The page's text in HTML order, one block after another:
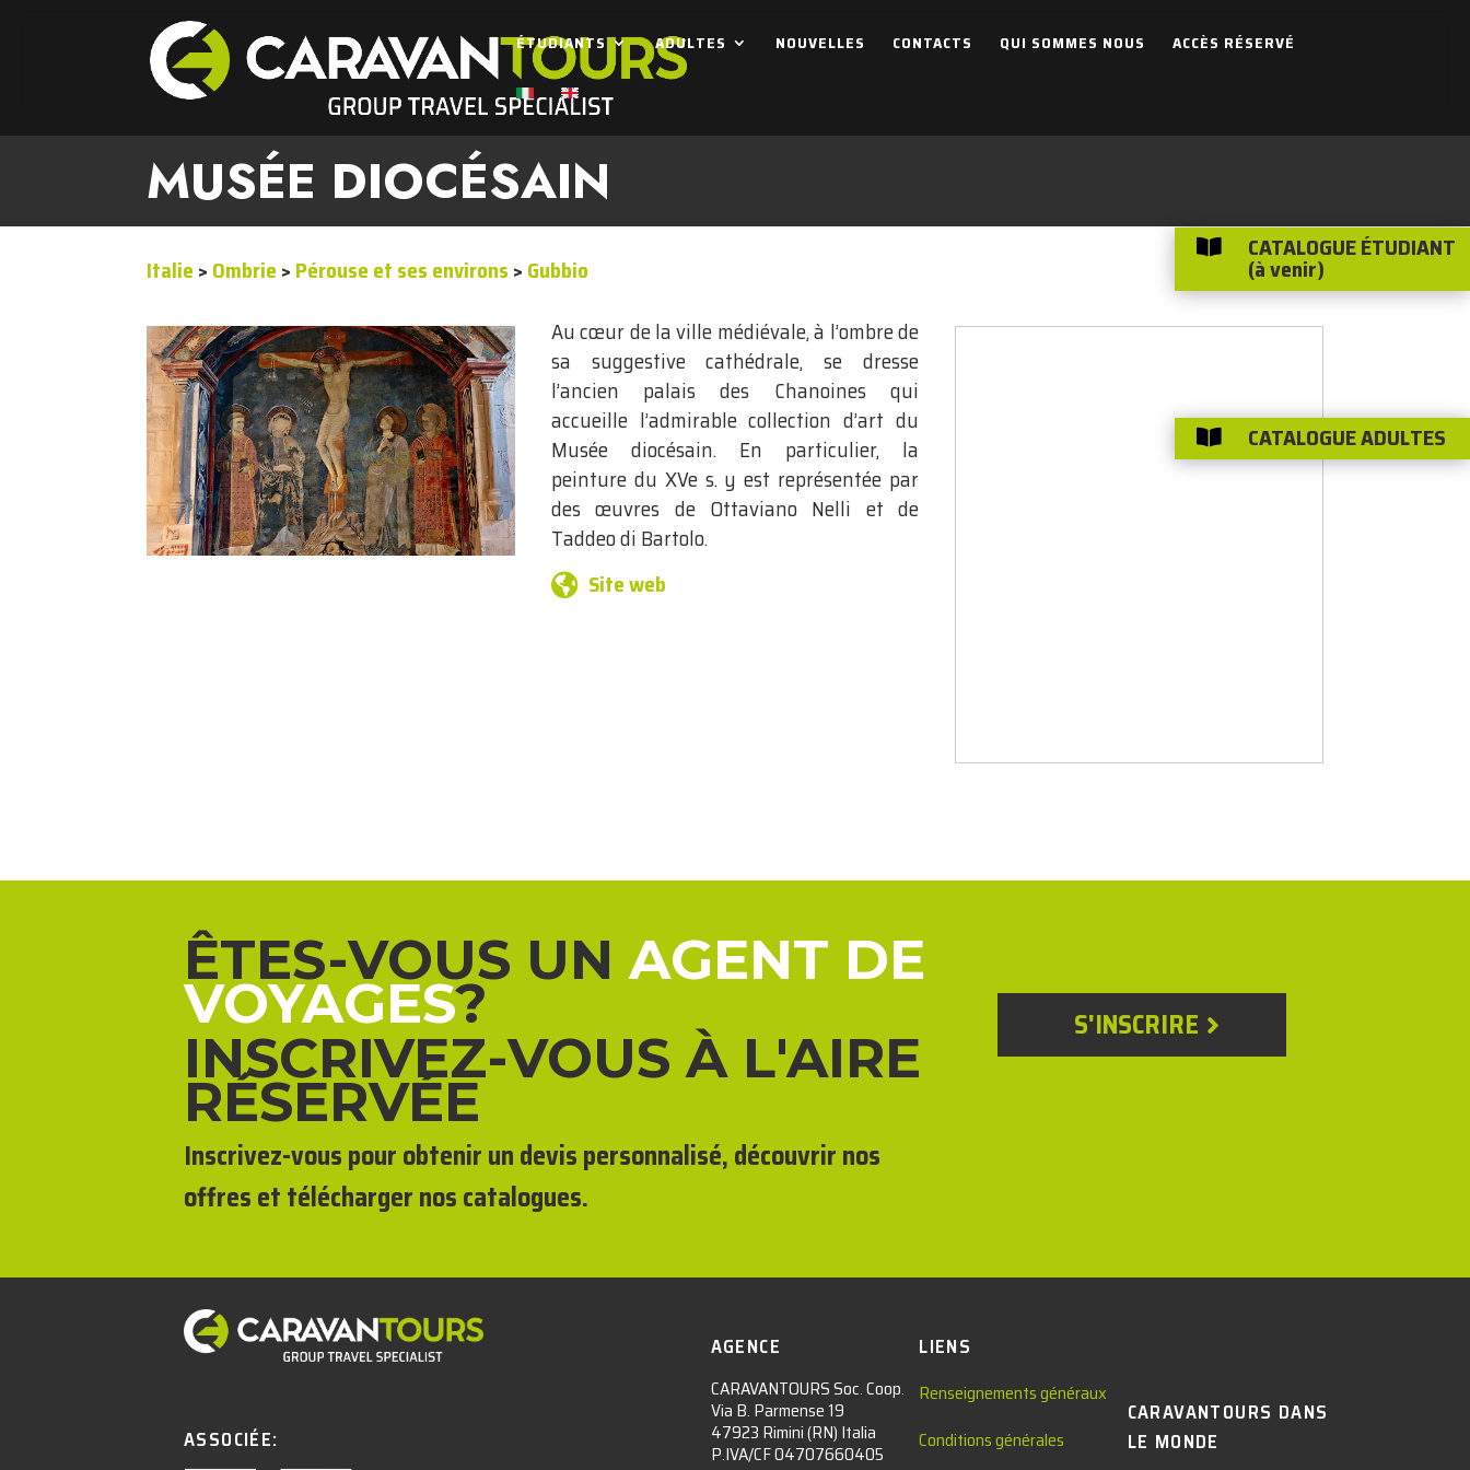
ÉTUDIANTS ADULTES NOUVELLES CONTACTS QUI SOMMES NOUS ACCÈS RÉSERVÉ
MUSÉE DIOCÉSAIN
Italie > Ombrie > Pérouse et ses environs > Gubbio
Au cœur de la ville médiévale, à l’ombre de
sa suggestive cathédrale, se dresse
l’ancien palais des Chanoines qui
accueille l’admirable collection d’art du
Musée diocésain. En particulier, la
peinture du XVe s. y est représentée par
des œuvres de Ottaviano Nelli et de
Taddeo di Bartolo.
Site web
ÊTES-VOUS UNAGENT DE
VOYAGES?
INSCRIVEZ-VOUS À L'AIRE
RÉSERVÉE
Inscrivez-vous pour obtenir un devis personnalisé, découvrir nos
offres et télécharger nos catalogues.
S'INSCRIRE
ASSOCIÉE:
AGENCE
CARAVANTOURS Soc. Coop.
Via B. Parmense 19
47923 Rimini (RN) Italia
P.IVA/CF 04707660405
LIENS
Renseignements généraux
Conditions générales
CARAVANTOURS DANS
LE MONDE
 CATALOGUE ÉTUDIANT
(à venir)
 CATALOGUE ADULTES